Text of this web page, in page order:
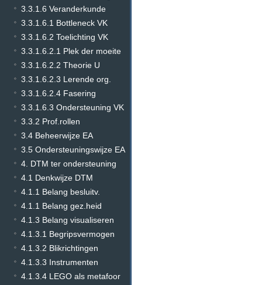
3.3.1.6 Veranderkunde
3.3.1.6.1 Bottleneck VK
3.3.1.6.2 Toelichting VK
3.3.1.6.2.1 Plek der moeite
3.3.1.6.2.2 Theorie U
3.3.1.6.2.3 Lerende org.
3.3.1.6.2.4 Fasering
3.3.1.6.3 Ondersteuning VK
3.3.2 Prof.rollen
3.4 Beheerwijze EA
3.5 Ondersteuningswijze EA
4. DTM ter ondersteuning
4.1 Denkwijze DTM
4.1.1 Belang besluitv.
4.1.1 Belang gez.heid
4.1.3 Belang visualiseren
4.1.3.1 Begripsvermogen
4.1.3.2 Blikrichtingen
4.1.3.3 Instrumenten
4.1.3.4 LEGO als metafoor